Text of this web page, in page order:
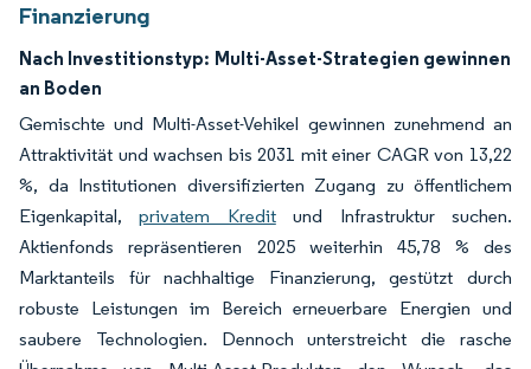
Finanzierung
Nach Investitionstyp: Multi-Asset-Strategien gewinnen
an Boden
Gemischte und Multi-Asset-Vehikel gewinnen zunehmend an
Attraktivität und wachsen bis 2031 mit einer CAGR von 13,22
%, da Institutionen diversifizierten Zugang zu öffentlichem
Eigenkapital,privatem Kreditund Infrastruktur suchen.
Aktienfonds repräsentieren 2025 weiterhin 45,78 % des
Marktanteils für nachhaltige Finanzierung, gestützt durch
robuste Leistungen im Bereich erneuerbare Energien und
saubere Technologien. Dennoch unterstreicht die rasche